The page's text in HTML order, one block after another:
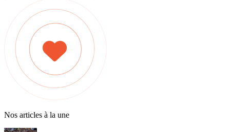
Nos articles à la une